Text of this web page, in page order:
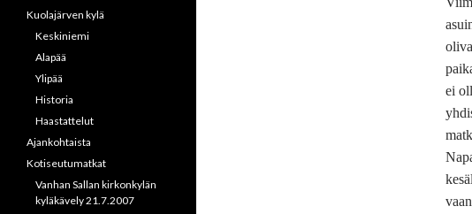
ei
Kuolajärven kylä
Keskiniemi
Alapää
Ylipää
Historia
Haastattelut
Ajankohtaista
Kotiseutumatkat
Vanhan Sallan kirkonkylän
kyläkävely 21.7.2007